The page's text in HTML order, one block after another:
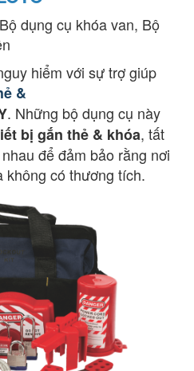
dụng cụ khóa van, Bộ
hiểm với sự trợ giúp
&
. Những bộ dụng cụ này
bị gắn thẻ & khóa, tất
để đảm bảo rằng nơi
không có thương tích.